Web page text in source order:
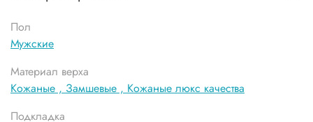
Пол
Мужские
Материал верха
Кожаные , Замшевые , Кожаные люкс качества
Подкладка